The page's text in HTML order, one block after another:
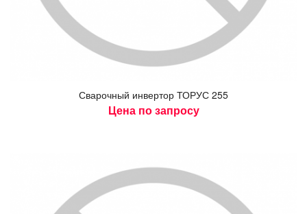
Сва­роч­ный ин­вертор ТО­РУС 255
Цена по запросу